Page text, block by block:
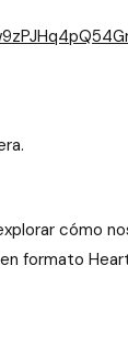
cómo
formato